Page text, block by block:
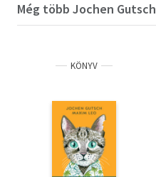
Még több Jochen Gutsch
KÖNYV